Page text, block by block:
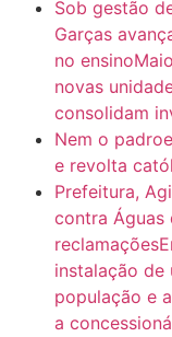
Sob gestão
Garças
no
novas
consolidam
Nem o
e revolta
Prefeitura,
contra Águas
instalação de
população e
a